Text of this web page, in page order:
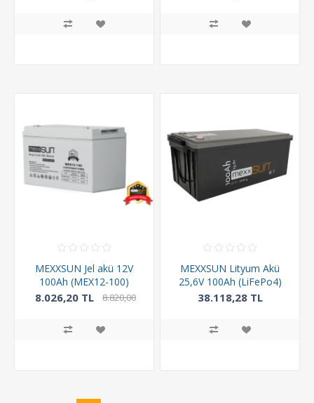
MEXXSUN Jel akü 12V
100Ah (MEX12-100)
8.026,20 TL
8.820,00
MEXXSUN Lityum Akü
25,6V 100Ah (LiFePo4)
2560Wh
38.118,28 TL